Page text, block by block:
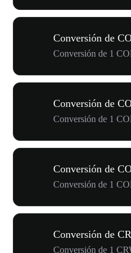
Conversión de
Conversión de 1
Conversión de
Conversión de 1
Conversión de
Conversión de 1
Conversión de
Conversión de 1